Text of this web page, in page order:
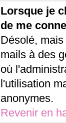
Lorsque je
de me
Désolé,
mails à des
où
l'utilisation
anonymes.
Revenir en